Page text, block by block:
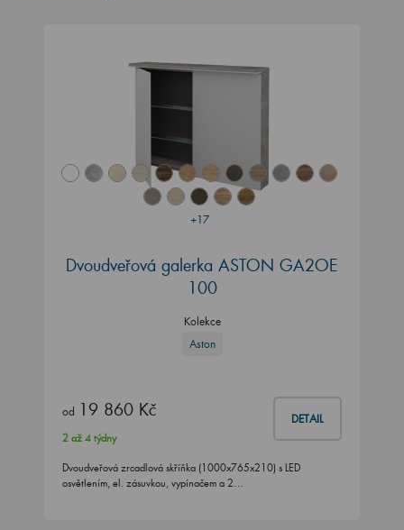
+17
Dvoudveřová galerka ASTON GA2OE
100
Kolekce
Aston
od 19 860 Kč DETAIL
2 až 4 týdny
Dvoudveřová zrcadlová skříňka (1000x765x210) s LED
osvětlením, el. zásuvkou, vypínačem a 2…